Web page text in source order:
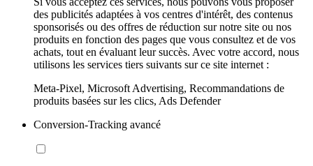
des publicités adaptées à vos centres d'intérêt, des contenus
sponsorisés ou des offres de réduction sur notre site ou nos
produits en fonction des pages que vous consultez et de vos
achats, tout en évaluant leur succès. Avec votre accord, nous
utilisons les services tiers suivants sur ce site internet :
Meta-Pixel, Microsoft Advertising, Recommandations de
produits basées sur les clics, Ads Defender
Conversion-Tracking avancé